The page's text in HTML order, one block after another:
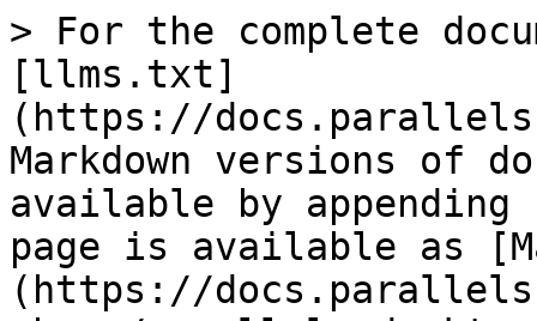
> For the complete
[llms.txt]
(https://
Markdown versions of
available by
page is available as
(https://